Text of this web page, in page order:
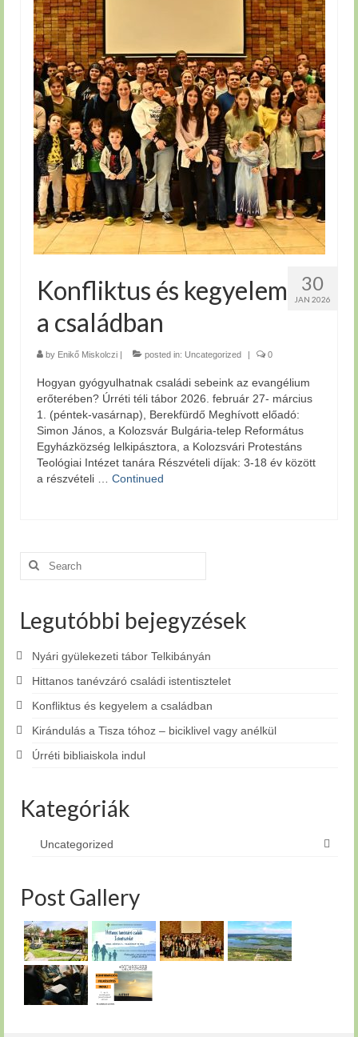
30
JAN 2026
Konfliktus és kegyelem
a családban
by Enikő Miskolczi | posted in: Uncategorized | 0
Hogyan gyógyulhatnak családi sebeink az evangélium
erőterében? Úrréti téli tábor 2026. február 27- március
1. (péntek-vasárnap), Berekfürdő Meghívott előadó:
Simon János, a Kolozsvár Bulgária-telep Református
Egyházközség lelkipásztora, a Kolozsvári Protestáns
Teológiai Intézet tanára Részvételi díjak: 3-18 év között
a részvételi … Continued
Search
for:
Legutóbbi bejegyzések
Nyári gyülekezeti tábor Telkibányán
Hittanos tanévzáró családi istentisztelet
Konfliktus és kegyelem a családban
Kirándulás a Tisza tóhoz – biciklivel vagy anélkül
Úrréti bibliaiskola indul
Kategóriák
Uncategorized
Post Gallery